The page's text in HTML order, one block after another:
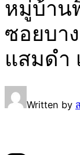
หมู่บ้าน
ซอยบา
แสมดำ
Written by